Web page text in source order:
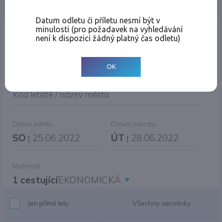
Místo odletu
Kód letiště / název města
Datum odletu
SO | 25.06.2022
Datum návratu
ÚT | 28.06.2022
Možnosti
1 cestujícíEKONOMICKÁ
Jen přímé lety Všechny aerolinky
Datum odletu či příletu nesmí být v
minulosti (pro požadavek na vyhledávání
není k dispozici žádný platný čas odletu)
OK